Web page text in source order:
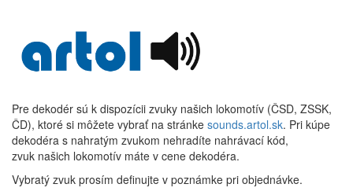
Pre dekodér sú k dispozícii zvuky našich lokomotív (ČSD, ZSSK,
ČD), ktoré si môžete vybrať na stránke sounds.artol.sk. Pri kúpe
dekodéra s nahratým zvukom nehradíte nahrávací kód,
zvuk našich lokomotív máte v cene dekodéra.
Vybratý zvuk prosím definujte v poznámke pri objednávke.